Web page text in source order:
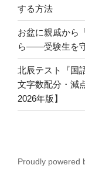
する方法
お盆に親戚から
ら――受験生を
北辰テスト『国
文字数配分・減
2026年版】
Proudly powered